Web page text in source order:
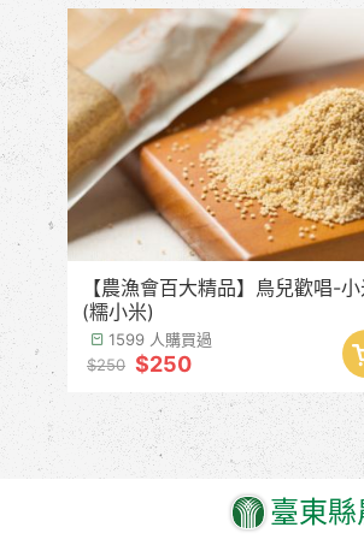
【農漁會百大精品】鳥兒歡唱-小
(糯小米)
1599 人購買過
$250 $250
臺東縣